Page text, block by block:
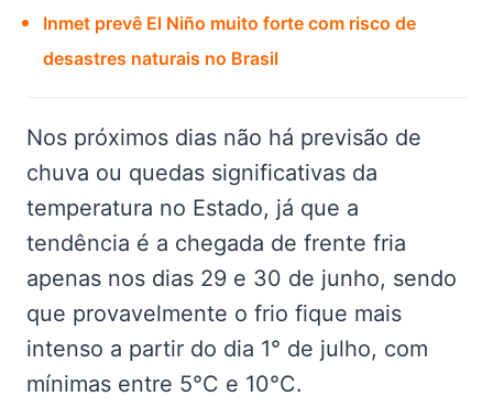
Inmet prevê El Niño muito forte com risco de
desastres naturais no Brasil
Nos próximos dias não há previsão de
chuva ou quedas significativas da
temperatura no Estado, já que a
tendência é a chegada de frente fria
apenas nos dias 29 e 30 de junho, sendo
que provavelmente o frio fique mais
intenso a partir do dia 1° de julho, com
mínimas entre 5°C e 10°C.